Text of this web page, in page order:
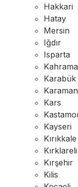
Hakkari
Hatay
Mersin
Iğdır
Isparta
Karabük
Karaman
Kars
Kayseri
Kırıkkale
Kırklareli
Kırşehir
Kilis